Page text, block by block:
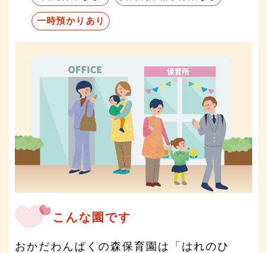
一時預かりあり
こんな園です
おかだわんぱくの森保育園は「はれのひ